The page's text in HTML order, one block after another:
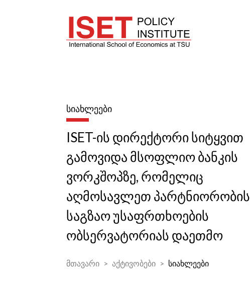
ᲡᲘᲐᲮᲚᲔᲔᲑᲘ
ISET-ის დირექტორი სიტყვით
გამოვიდა მსოფლიო ბანკის
ვორკშოპზე, რომელიც
აღმოსავლეთ პარტნიორობის
საგზაო უსაფრთხოების
ობსერვატორიას დაეთმო
მთავარი აქტივობები სიახლეები